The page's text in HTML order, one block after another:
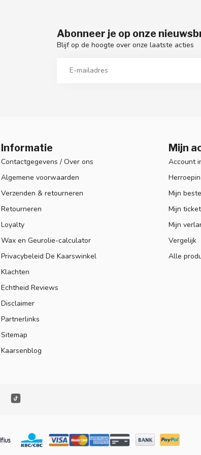
Abonneer je op onze
Blijf op de hoogte over onze laatste acties
Informatie
Contactgegevens / Over ons
Algemene voorwaarden
Verzenden & retourneren
Retourneren
Loyalty
Wax en Geurolie-calculator
Privacybeleid De Kaarswinkel
Klachten
Echtheid Reviews
Disclaimer
Partnerlinks
Sitemap
Kaarsenblog
Mijn
Account
Mijn
Mijn
Mijn
Vergelijk
Alle